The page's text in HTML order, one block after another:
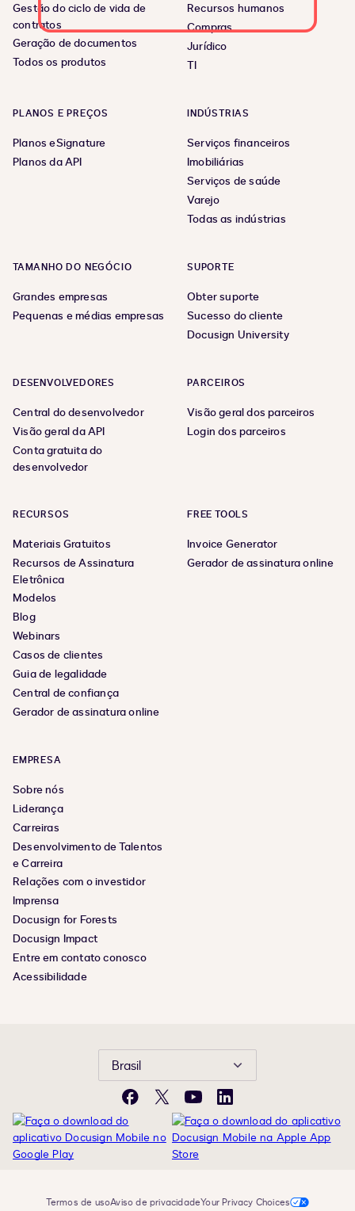
Gestão do ciclo de vida de
contratos
Geração de documentos
Todos os produtos
Recursos humanos
Compras
Jurídico
TI
PLANOS E PREÇOS
Planos eSignature
Planos da API
INDÚSTRIAS
Serviços financeiros
Imobiliárias
Serviços de saúde
Varejo
Todas as indústrias
TAMANHO DO NEGÓCIO
Grandes empresas
Pequenas e médias empresas
SUPORTE
Obter suporte
Sucesso do cliente
Docusign University
DESENVOLVEDORES
Central do desenvolvedor
Visão geral da API
Conta gratuita do
desenvolvedor
PARCEIROS
Visão geral dos parceiros
Login dos parceiros
RECURSOS
Materiais Gratuitos
Recursos de Assinatura
Eletrônica
Modelos
Blog
Webinars
Casos de clientes
Guia de legalidade
Central de confiança
Gerador de assinatura online
FREE TOOLS
Invoice Generator
Gerador de assinatura online
EMPRESA
Sobre nós
Liderança
Carreiras
Desenvolvimento de Talentos
e Carreira
Relações com o investidor
Imprensa
Docusign for Forests
Docusign Impact
Entre em contato conosco
Acessibilidade
Brasil
Facebook
X YouTubeLinkedIn
Termos de usoAviso de privacidadeYour Privacy Choices